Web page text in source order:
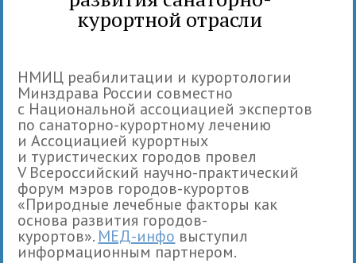
курортной отрасли
НМИЦ реабилитации и курортологии
Минздрава России совместно
с Национальной ассоциацией экспертов
по санаторно-курортному лечению
и Ассоциацией курортных
и туристических городов провел
V Всероссийский научно-практический
форум мэров городов-курортов
«Природные лечебные факторы как
основа развития городов-
курортов». МЕД-инфо выступил
информационным партнером.